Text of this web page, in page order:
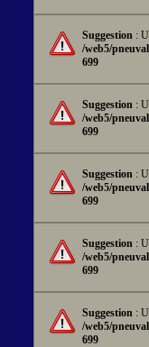
Suggestion :
/web5/
699
Suggestion :
/web5/
699
Suggestion :
/web5/
699
Suggestion :
/web5/
699
Suggestion :
/web5/
699